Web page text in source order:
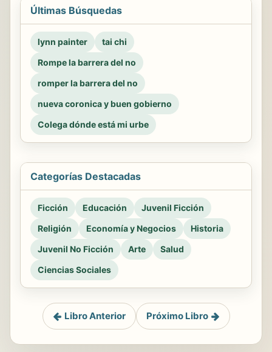
Últimas Búsquedas
lynn painter
tai chi
Rompe la barrera del no
romper la barrera del no
nueva coronica y buen gobierno
Colega dónde está mi urbe
Categorías Destacadas
Ficción Educación
Juvenil Ficción
Religión
Economía y Negocios
Historia
Juvenil No Ficción
Arte
Salud
Ciencias Sociales
Libro Anterior Próximo Libro